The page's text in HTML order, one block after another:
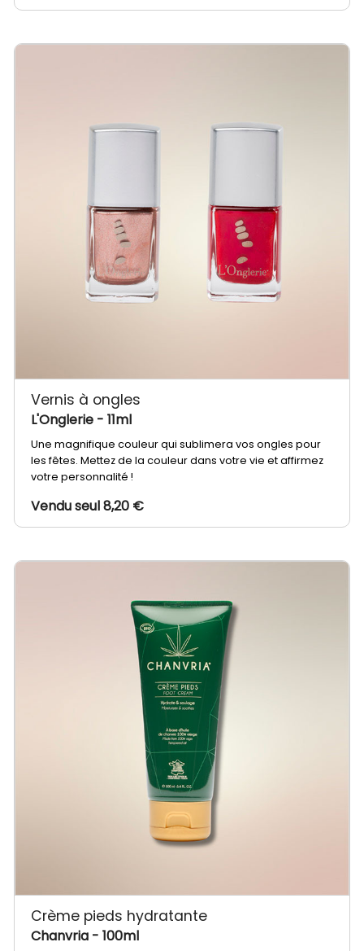
Vernis à ongles
L'Onglerie - 11ml
Une magnifique couleur qui sublimera vos ongles pour
les fêtes. Mettez de la couleur dans votre vie et affirmez
votre personnalité !
Vendu seul 8,20 €
Crème pieds hydratante
Chanvria - 100ml